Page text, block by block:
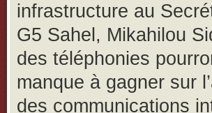
infrastructure au
G5 Sahel, Mikahilou
des téléphonies
manque à gagner sur
des communications